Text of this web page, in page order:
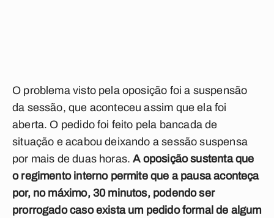
O problema visto pela oposição foi a suspensão
da sessão, que aconteceu assim que ela foi
aberta. O pedido foi feito pela bancada de
situação e acabou deixando a sessão suspensa
por mais de duas horas.A oposição sustenta que
o regimento interno permite que a pausa aconteça
por, no máximo, 30 minutos, podendo ser
prorrogado caso exista um pedido formal de algum